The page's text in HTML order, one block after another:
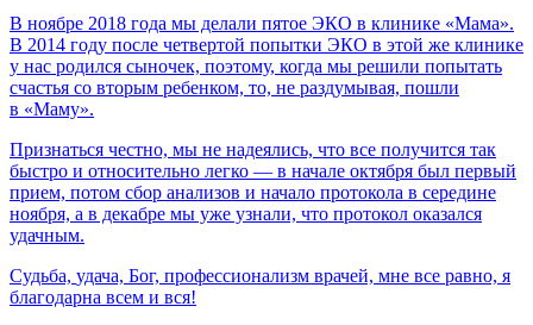
В ноябре 2018 года мы делали пятое ЭКО в клинике «Мама».
В 2014 году после четвертой попытки ЭКО в этой же клинике
у нас родился сыночек, поэтому, когда мы решили попытать
счастья со вторым ребенком, то, не раздумывая, пошли
в «Маму».
Признаться честно, мы не надеялись, что все получится так
быстро и относительно легко — в начале октября был первый
прием, потом сбор анализов и начало протокола в середине
ноября, а в декабре мы уже узнали, что протокол оказался
удачным.
Судьба, удача, Бог, профессионализм врачей, мне все равно, я
благодарна всем и вся!